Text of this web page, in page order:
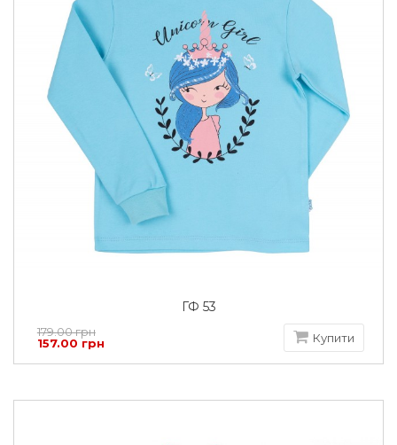
ГФ 53
179.00 грн
157.00 грн
Купити